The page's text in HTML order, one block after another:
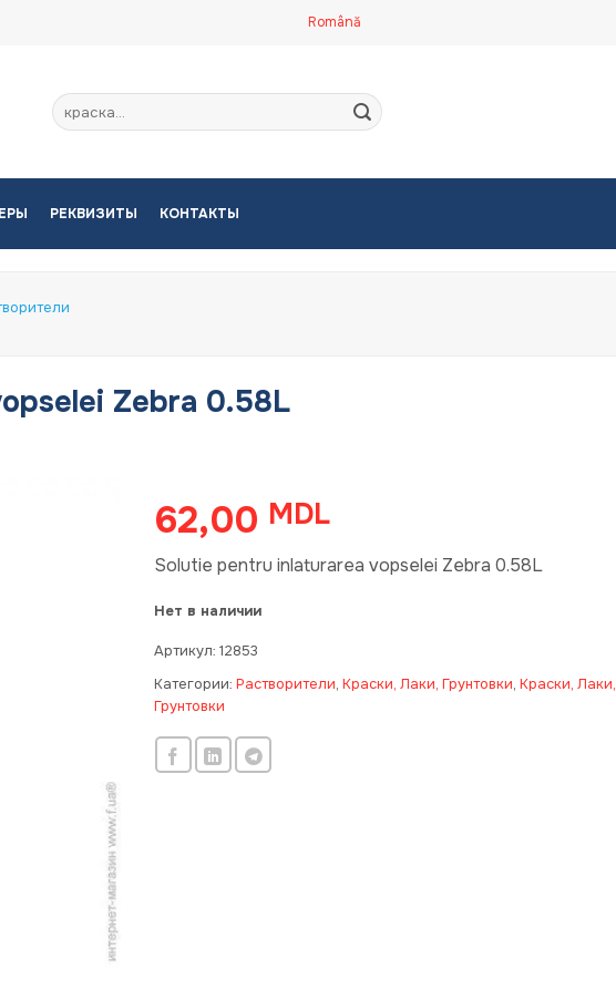
Română
Искать:
РЕКВИЗИТЫ КОНТАКТЫ
Zebra 0.58L
62,00 MDL
Solutie pentru inlaturarea vopselei Zebra 0.58L
Нет в наличии
Артикул: 12853
Категории: Растворители, Краски, Лаки, Грунтовки, Краски, Лаки,
Грунтовки